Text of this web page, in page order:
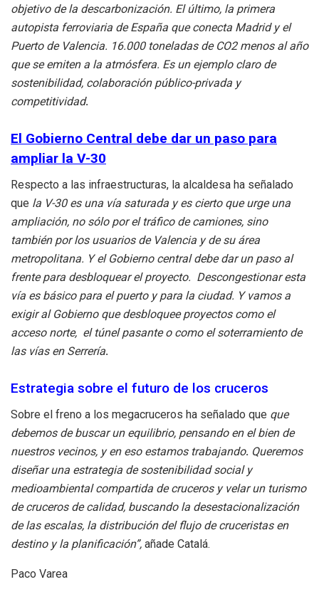
objetivo de la descarbonización. El último, la primera
autopista ferroviaria de España que conecta Madrid y el
Puerto de Valencia. 16.000 toneladas de CO2 menos al año
que se emiten a la atmósfera. Es un ejemplo claro de
sostenibilidad, colaboración público-privada y
competitividad.
El Gobierno Central debe dar un paso para
ampliar la V-30
Respecto a las infraestructuras, la alcaldesa ha señalado
que la V-30 es una vía saturada y es cierto que urge una
ampliación, no sólo por el tráfico de camiones, sino
también por los usuarios de Valencia y de su área
metropolitana. Y el Gobierno central debe dar un paso al
frente para desbloquear el proyecto. Descongestionar esta
vía es básico para el puerto y para la ciudad. Y vamos a
exigir al Gobierno que desbloquee proyectos como el
acceso norte, el túnel pasante o como el soterramiento de
las vías en Serrería.
Estrategia sobre el futuro de los cruceros
Sobre el freno a los megacruceros ha señalado que que
debemos de buscar un equilibrio, pensando en el bien de
nuestros vecinos, y en eso estamos trabajando. Queremos
diseñar una estrategia de sostenibilidad social y
medioambiental compartida de cruceros y velar un turismo
de cruceros de calidad, buscando la desestacionalización
de las escalas, la distribución del flujo de cruceristas en
destino y la planificación”, añade Catalá.
Paco Varea